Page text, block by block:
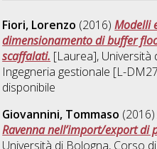
Fiori, Lorenzo (2016)Modelli
dimensionamento di buffer
scaffalati. [Laurea], Università
Ingegneria gestionale [L-
disponibile
Giovannini, Tommaso
Ravenna nell’import/export
Università di Bologna, Corso